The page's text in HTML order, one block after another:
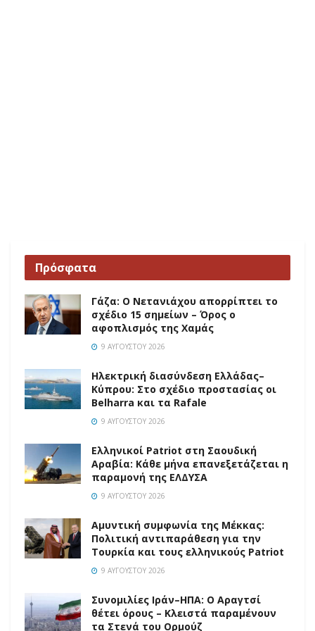
Πρόσφατα
Γάζα: Ο Νετανιάχου απορρίπτει το
σχέδιο 15 σημείων – Όρος ο
αφοπλισμός της Χαμάς
9 ΑΥΓΟΎΣΤΟΥ 2026
Ηλεκτρική διασύνδεση Ελλάδας–
Κύπρου: Στο σχέδιο προστασίας οι
Belharra και τα Rafale
9 ΑΥΓΟΎΣΤΟΥ 2026
Ελληνικοί Patriot στη Σαουδική
Αραβία: Κάθε μήνα επανεξετάζεται η
παραμονή της ΕΛΔΥΣΑ
9 ΑΥΓΟΎΣΤΟΥ 2026
Αμυντική συμφωνία της Μέκκας:
Πολιτική αντιπαράθεση για την
Τουρκία και τους ελληνικούς Patriot
9 ΑΥΓΟΎΣΤΟΥ 2026
Συνομιλίες Ιράν–ΗΠΑ: Ο Αραγτσί
θέτει όρους – Κλειστά παραμένουν
τα Στενά του Ορμούζ